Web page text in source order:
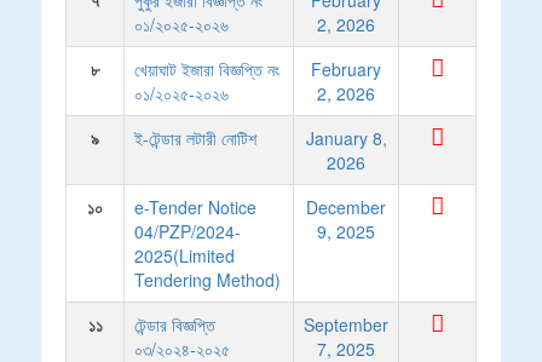
০১/২০২৫-২০২৬
2, 2026
৮
খেয়াঘাট ইজারা বিজ্ঞপ্তি নং
০১/২০২৫-২০২৬
February
2, 2026
৯
ই-টেন্ডার লটারী নোটিশ
January 8,
2026
১০
e-Tender Notice
04/PZP/2024-
2025(Limited
Tendering Method)
December
9, 2025
১১
টেন্ডার বিজ্ঞপ্তি
০৩/২০২৪-২০২৫
September
7, 2025